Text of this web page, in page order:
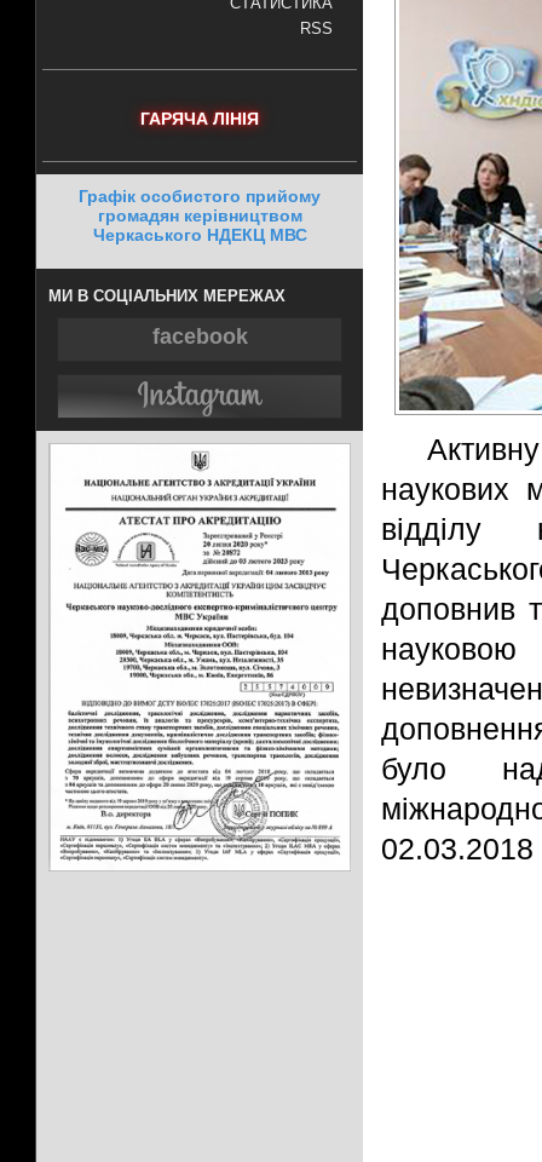
СТАТИСТИКА
RSS
ГАРЯЧА ЛІНІЯ
Графік особистого прийому
громадян керівництвом
Черкаського НДЕКЦ МВС
МИ В СОЦІАЛЬНИХ МЕРЕЖАХ
facebook
наукових
відділу
доповнив
було